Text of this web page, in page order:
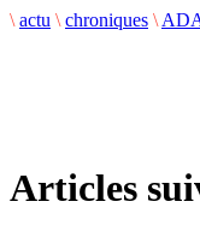
\ actu \ chroniques \
Articles